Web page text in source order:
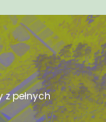
pełnych